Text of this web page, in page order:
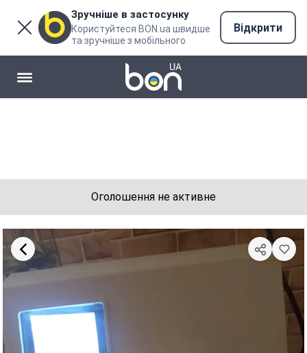
Зручніше в застосунку
Користуйтеся BON.ua швидше
та зручніше з мобільного
Відкрити
Оголошення не активне